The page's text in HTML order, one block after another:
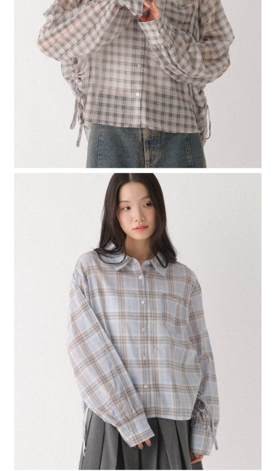
2.透過簡訊連結打開帳單後，可選擇「超商條碼／台灣大直營門市／銀行轉
帳／街口支付／iPASS MONEY」等通路繳費。
【注意事項】
1.本服務係由「台灣大哥大股份有限公司」（以下簡稱本公司）所提供，讓
用戶於交易時，得透過本服務購買商品或服務，並由商店將買賣／分期付款
買賣價金債權讓與本公司後，依約使用本公司帳單繳交帳款。
2.基於同意付款使用「大哥付你分期」之契約關係目的，商店將以您的個人
資料（包含姓名、電話或地址）提供予台灣大哥大進項蒐集、處理及利用，
由本公司與您本人進行分期帳單所需資料之確認、核對及更正。
3.完整用戶服務條款，請詳閱以下連結：https://oppay.tw/userRule
１．於結帳方式選擇「AFTEE先享後付」後，將跳轉至「AFTEE先享後付」
結帳頁面，進行簡訊認證並確認金額後，即可完成結帳。
２．訂單成立數日內，您將收到繳費通知簡訊。
３．收到繳費通知簡訊後14天內，點擊此簡訊中的連結，可透過四大超商／
ATM／網路銀行／等多元方式進行付款，方視為交易完成。
※ 請注意：結帳手續完成當下不需立刻繳費，但若您需要取消訂單，請聯絡
購買商品的店家。未經商家同意取消之訂單仍視為有效，需透過AFTEE先享
後付繳納相關費用。
※ 交易是否成功請以「AFTEE先享後付 」之結帳頁面顯示為準，若有關於
是否繳費成功／繳費後需取消欲退款等相關疑問，請聯繫「AFTEE先享後付
https://netprotections.freshdesk.com/support/home
１．透過由恩沛科技股份有限公司提供之「AFTEE先享後付」服務完成之交
易，需依本服務之必要範圍內提供個人資料，並將交易相關給付款項請求債
權轉讓予恩沛科技股份有限公司。
２．關於個人資料處理事宜，請瀏覽以下網址：
３．未成年的使用者請事先徵得法定代理人或監護人之同意方可使用
「AFTEE先享後付」，若未經同意申辦者引起之損失，本公司不負相關責
４．使用「AFTEE先享後付」時，將依據個別帳號之用戶狀況，依本公司即
時審查核予不同之上限額度；若仍有額度不足之情形，本公司將視審查結果
請求用戶進行身份認證。
５．嚴禁一人註冊多個帳號或使用他人資訊註冊。若發現惡意使用之情形，
恩沛科技股份有限公司將有權停止該用戶之使用額度並採取法律行動。
每筆NT$80，滿NT$1,500(含以上)免運費
7-11 取貨付款
每筆NT$80，滿NT$1,500(含以上)免運費
付款後 7-11取貨
每筆NT$80，滿NT$1,500(含以上)免運費
每筆NT$80，滿NT$1,500(含以上)免運費